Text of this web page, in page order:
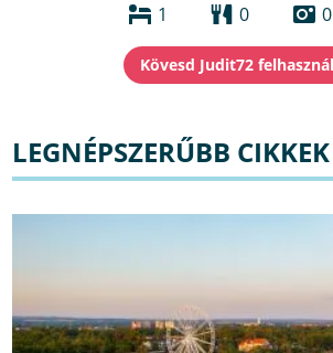
1 0 0
LEGNÉPSZERŰBB CIKKEK